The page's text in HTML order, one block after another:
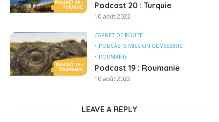
Podcast 20 : Turquie
10 août 2022
CARNET DE ROUTE
PODCASTS MISSION ODYSSÉBUS
ROUMANIE
Podcast 19 : Roumanie
10 août 2022
LEAVE A REPLY